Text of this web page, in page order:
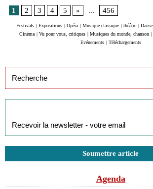
1
2 3 4 5 » ... 456
Festivals | Expositions | Opéra | Musique classique | théâtre | Danse
Cinéma | Vu pour vous, critiques | Musiques du monde, chanson |
Evénements | Téléchargements
Soumettre article
Agenda